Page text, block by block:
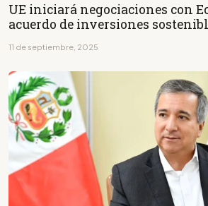
UE iniciará negociaciones con
acuerdo de inversiones
11 de septiembre, 2025